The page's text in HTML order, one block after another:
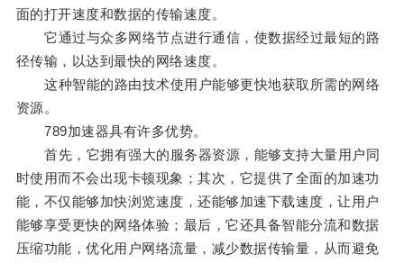
面的打开速度和数据的传输速度。
它通过与众多网络节点进行通信，使数据经过最短的路
径传输，以达到最快的网络速度。
这种智能的路由技术使用户能够更快地获取所需的网络
资源。
789加速器具有许多优势。
首先，它拥有强大的服务器资源，能够支持大量用户同
时使用而不会出现卡顿现象；其次，它提供了全面的加速功
能，不仅能够加快浏览速度，还能够加速下载速度，让用户
能够享受更快的网络体验；最后，它还具备智能分流和数据
压缩功能，优化用户网络流量，减少数据传输量，从而避免